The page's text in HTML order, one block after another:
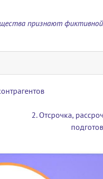
признают
2. Отсрочка,